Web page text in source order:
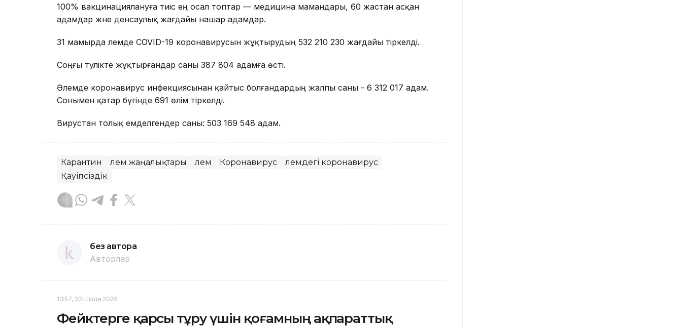
100% вакцинациялануға тиіс ең осал топтар — медицина мамандары, 60 жастан асқан
адамдар және денсаулық жағдайы нашар адамдар.
31 мамырда әлемде COVID-19 коронавирусын жұқтырудың 532 210 230 жағдайы тіркелді.
Соңғы тәулікте жұқтырғандар саны 387 804 адамға өсті.
Әлемде коронавирус инфекциясынан қайтыс болғандардың жалпы саны - 6 312 017 адам.
Сонымен қатар бүгінде 691 өлім тіркелді.
Вирустан толық емделгендер саны: 503 169 548 адам.
Карантин Әлем жаңалықтары Әлем Коронавирус
Әлемдегі коронавирус
Қауіпсіздік
без автора
Авторлар
13:57, 30 Шілде 2026
Фейктерге қарсы тұру үшін қоғамның ақпараттық